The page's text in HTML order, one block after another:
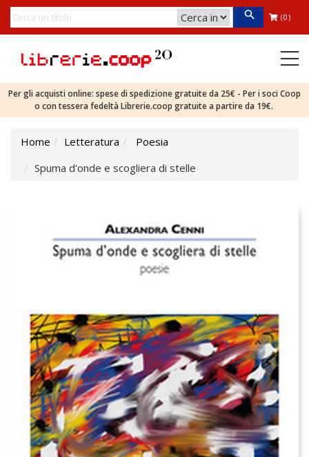
(0)
Per gli acquisti online: spese di spedizione gratuite da 25€ - Per i soci Coop
o con tessera fedeltà Librerie.coop gratuite a partire da 19€.
Home Letteratura
Poesia
Spuma d'onde e scogliera di stelle